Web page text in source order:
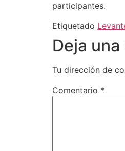
participantes.
Etiquetado
Deja
Tu dirección de
Comentario *